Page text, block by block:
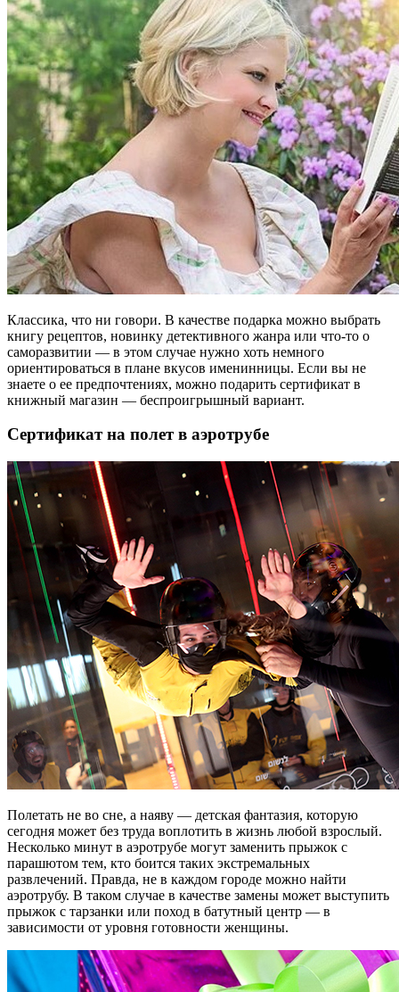
Классика, что ни говори. В качестве подарка можно выбрать
книгу рецептов, новинку детективного жанра или что-то о
саморазвитии — в этом случае нужно хоть немного
ориентироваться в плане вкусов именинницы. Если вы не
знаете о ее предпочтениях, можно подарить сертификат в
книжный магазин — беспроигрышный вариант.
Сертификат на полет в аэротрубе
Полетать не во сне, а наяву — детская фантазия, которую
сегодня может без труда воплотить в жизнь любой взрослый.
Несколько минут в аэротрубе могут заменить прыжок с
парашютом тем, кто боится таких экстремальных
развлечений. Правда, не в каждом городе можно найти
аэротрубу. В таком случае в качестве замены может выступить
прыжок с тарзанки или поход в батутный центр — в
зависимости от уровня готовности женщины.